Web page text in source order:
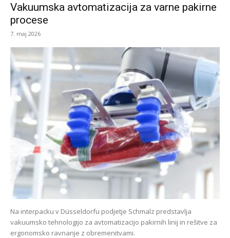
Vakuumska avtomatizacija za varne pakirne
procese
7. maj 2026
Na interpacku v Düsseldorfu podjetje Schmalz predstavlja
vakuumsko tehnologijo za avtomatizacijo pakirnih linij in rešitve za
ergonomsko ravnanje z obremenitvami.